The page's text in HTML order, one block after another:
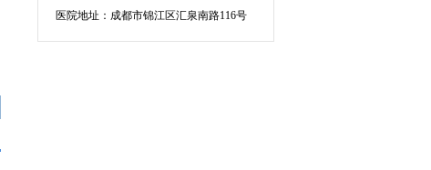
医院地址：成都市锦江区汇泉南路116号